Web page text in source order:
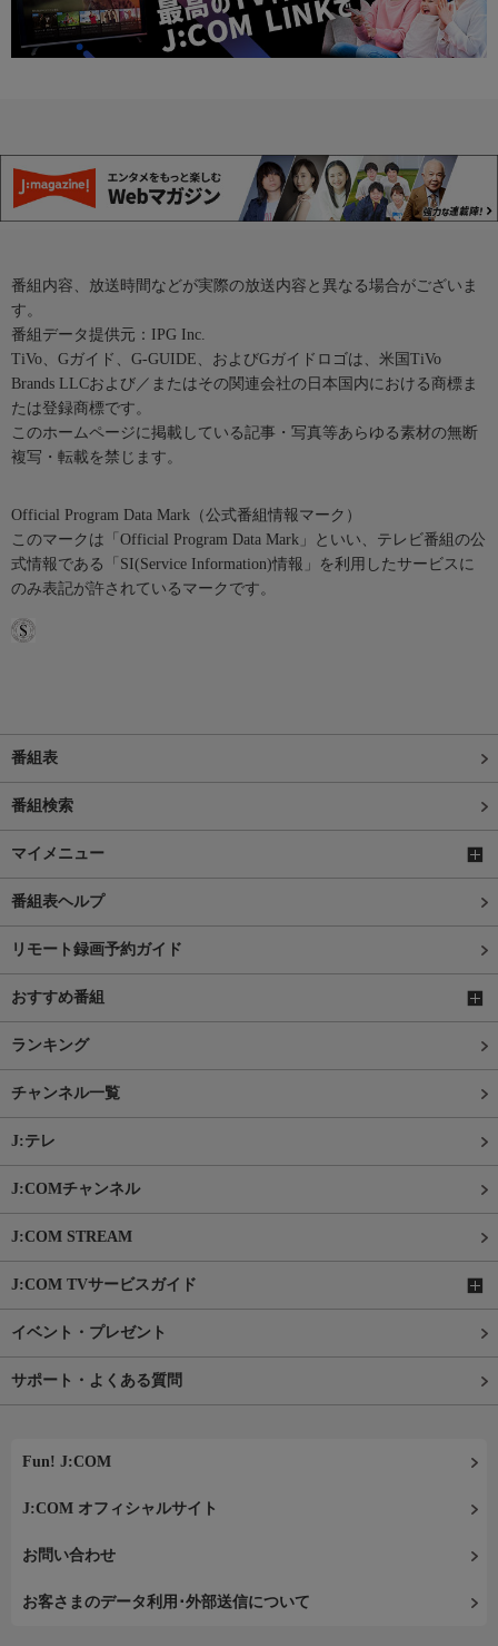
番組内容、放送時間などが実際の放送内容と異なる場合がございま
す。
番組データ提供元：IPG Inc.
TiVo、Gガイド、G-GUIDE、およびGガイドロゴは、米国TiVo
Brands LLCおよび／またはその関連会社の日本国内における商標ま
たは登録商標です。
このホームページに掲載している記事・写真等あらゆる素材の無断
複写・転載を禁じます。
Official Program Data Mark（公式番組情報マーク）
このマークは「Official Program Data Mark」といい、テレビ番組の公
式情報である「SI(Service Information)情報」を利用したサービスに
のみ表記が許されているマークです。
番組表
番組検索
マイメニュー
番組表ヘルプ
リモート録画予約ガイド
おすすめ番組
ランキング
チャンネル一覧
J:テレ
J:COMチャンネル
J:COM STREAM
J:COM TVサービスガイド
イベント・プレゼント
サポート・よくある質問
Fun! J:COM
J:COM オフィシャルサイト
お問い合わせ
お客さまのデータ利用･外部送信について